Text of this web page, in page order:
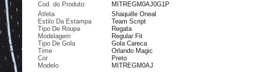
Cod. do Produto:
MITREGM0AJ0G1P
Atleta
Shaquille Oneal
Estilo Da Estampa
Team Script
Tipo De Roupa
Regata
Modelagem
Regular Fit
Tipo De Gola
Gola Careca
Time
Orlando Magic
Cor
Preto
Modelo
MITREGM0AJ